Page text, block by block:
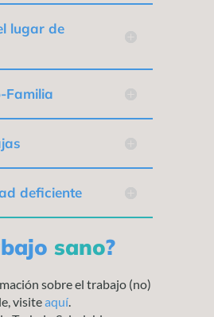
lugar de
Familia
deficiente
sano?
sobre el trabajo (no)
visiteaquí.